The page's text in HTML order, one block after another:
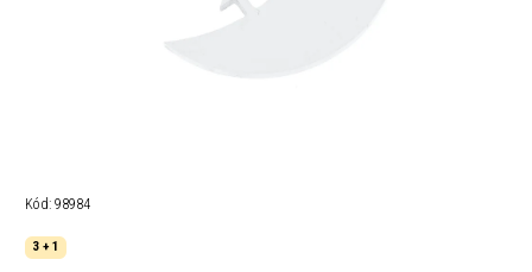
Kód: 98984
3 + 1